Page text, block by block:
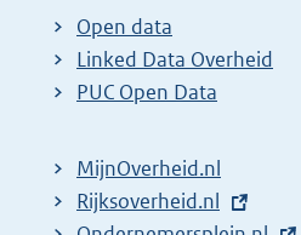
t
e
r
l
i
Open data
Linked Data Overheid
PUC Open Data
MijnOverheid.nl
E
Rijksoverheid.nl